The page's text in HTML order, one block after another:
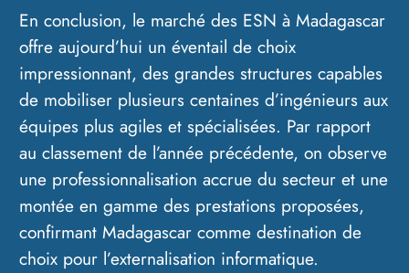
En conclusion, le marché des ESN à Madagascar
offre aujourd’hui un éventail de choix
impressionnant, des grandes structures capables
de mobiliser plusieurs centaines d’ingénieurs aux
équipes plus agiles et spécialisées. Par rapport
au classement de l’année précédente, on observe
une professionnalisation accrue du secteur et une
montée en gamme des prestations proposées,
confirmant Madagascar comme destination de
choix pour l’externalisation informatique.